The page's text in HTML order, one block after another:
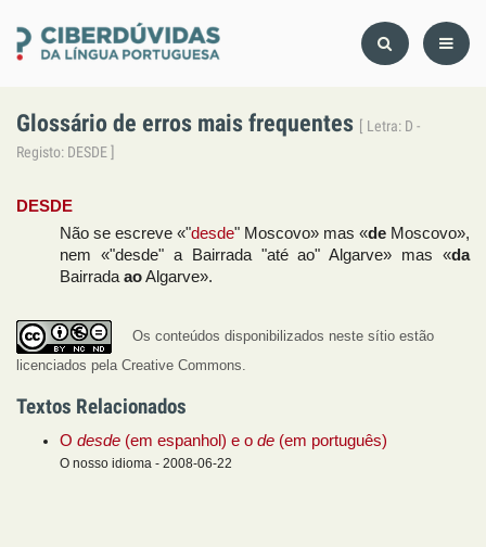
Glossário de erros mais frequentes [ Letra: D -
Registo: DESDE ]
DESDE
Não se escreve «"desde" Moscovo» mas «de Moscovo»,
nem «"desde" a Bairrada "até ao" Algarve» mas «da
Bairrada aoAlgarve».
Os conteúdos disponibilizados neste sítio estão
licenciados pela Creative Commons.
Textos Relacionados
O desde (em espanhol) e o de (em português)
O nosso idioma - 2008-06-22